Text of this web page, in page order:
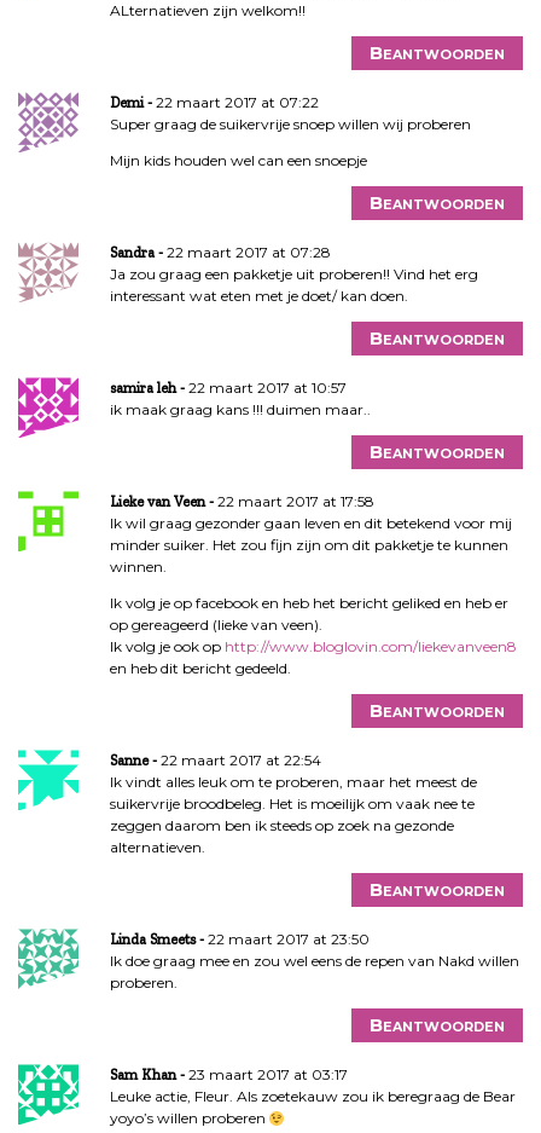
ALternatieven zijn welkom!!
Beantwoorden
Demi
22 maart 2017 at 07:22
Super graag de suikervrije snoep willen wij proberen
Mijn kids houden wel can een snoepje
Beantwoorden
Sandra
22 maart 2017 at 07:28
Ja zou graag een pakketje uit proberen!! Vind het erg
interessant wat eten met je doet/ kan doen.
Beantwoorden
samira leh
22 maart 2017 at 10:57
ik maak graag kans !!! duimen maar..
Beantwoorden
Lieke van Veen
22 maart 2017 at 17:58
Ik wil graag gezonder gaan leven en dit betekend voor mij
minder suiker. Het zou fijn zijn om dit pakketje te kunnen
winnen.
Ik volg je op facebook en heb het bericht geliked en heb er
op gereageerd (lieke van veen).
Ik volg je ook op http://www.bloglovin.com/liekevanveen8
en heb dit bericht gedeeld.
Beantwoorden
Sanne
22 maart 2017 at 22:54
Ik vindt alles leuk om te proberen, maar het meest de
suikervrije broodbeleg. Het is moeilijk om vaak nee te
zeggen daarom ben ik steeds op zoek na gezonde
alternatieven.
Beantwoorden
Linda Smeets
22 maart 2017 at 23:50
Ik doe graag mee en zou wel eens de repen van Nakd willen
proberen.
Beantwoorden
Sam Khan
23 maart 2017 at 03:17
Leuke actie, Fleur. Als zoetekauw zou ik beregraag de Bear
yoyo’s willen proberen